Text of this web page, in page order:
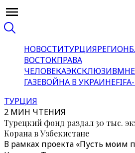
НОВОСТИТУРЦИЯРЕГИОН
ВОСТОКПРАВА
ЧЕЛОВЕКАЭКСКЛЮЗИВ
ГАЗЕВОЙНА В УКРАИНЕ
ТУРЦИЯ
2 МИН ЧТЕНИЯ
Турецкий фонд раздал 30 тыс.
Корана в Узбекистане
В рамках проекта «Пусть моим